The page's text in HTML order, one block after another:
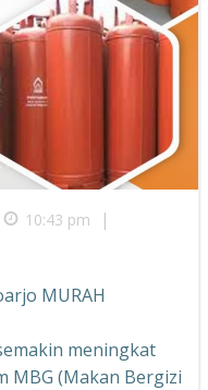
10:43 pm |
MURAH
meningkat
MBG (Makan Bergizi